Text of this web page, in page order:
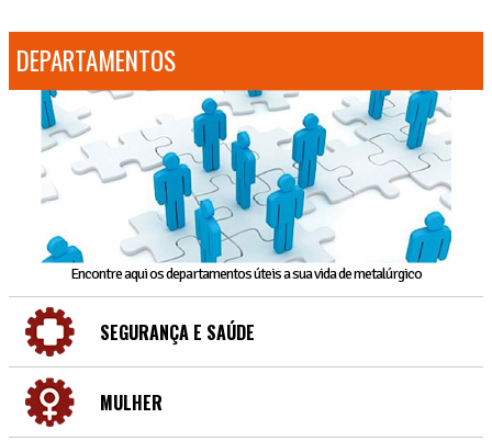
DEPARTAMENTOS
Encontre aqui os departamentos úteis a sua vida de metalúrgico
SEGURANÇA E SAÚDE
MULHER